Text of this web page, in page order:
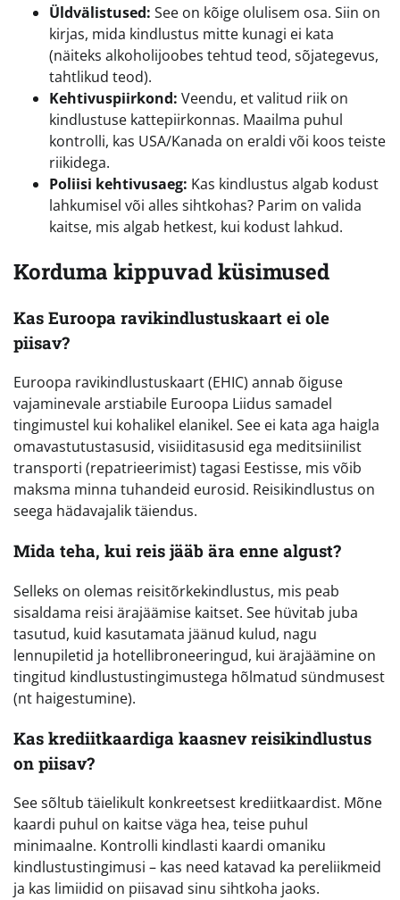
Üldvälistused: See on kõige olulisem osa. Siin on
kirjas, mida kindlustus mitte kunagi ei kata
(näiteks alkoholijoobes tehtud teod, sõjategevus,
tahtlikud teod).
Kehtivuspiirkond: Veendu, et valitud riik on
kindlustuse kattepiirkonnas. Maailma puhul
kontrolli, kas USA/Kanada on eraldi või koos teiste
riikidega.
Poliisi kehtivusaeg: Kas kindlustus algab kodust
lahkumisel või alles sihtkohas? Parim on valida
kaitse, mis algab hetkest, kui kodust lahkud.
Korduma kippuvad küsimused
Kas Euroopa ravikindlustuskaart ei ole
piisav?
Euroopa ravikindlustuskaart (EHIC) annab õiguse
vajaminevale arstiabile Euroopa Liidus samadel
tingimustel kui kohalikel elanikel. See ei kata aga haigla
omavastutustasusid, visiiditasusid ega meditsiinilist
transporti (repatrieerimist) tagasi Eestisse, mis võib
maksma minna tuhandeid eurosid. Reisikindlustus on
seega hädavajalik täiendus.
Mida teha, kui reis jääb ära enne algust?
Selleks on olemas reisitõrkekindlustus, mis peab
sisaldama reisi ärajäämise kaitset. See hüvitab juba
tasutud, kuid kasutamata jäänud kulud, nagu
lennupiletid ja hotellibroneeringud, kui ärajäämine on
tingitud kindlustustingimustega hõlmatud sündmusest
(nt haigestumine).
Kas krediitkaardiga kaasnev reisikindlustus
on piisav?
See sõltub täielikult konkreetsest krediitkaardist. Mõne
kaardi puhul on kaitse väga hea, teise puhul
minimaalne. Kontrolli kindlasti kaardi omaniku
kindlustustingimusi – kas need katavad ka pereliikmeid
ja kas limiidid on piisavad sinu sihtkoha jaoks.